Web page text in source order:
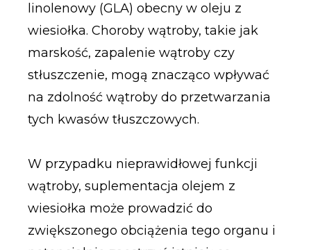
linolenowy (GLA) obecny w oleju z
wiesiołka. Choroby wątroby, takie jak
marskość, zapalenie wątroby czy
stłuszczenie, mogą znacząco wpływać
na zdolność wątroby do przetwarzania
tych kwasów tłuszczowych.
W przypadku nieprawidłowej funkcji
wątroby, suplementacja olejem z
wiesiołka może prowadzić do
zwiększonego obciążenia tego organu i